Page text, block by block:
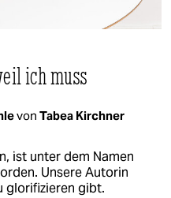
ich muss
von Tabea Kirchner
ist unter dem Namen
Unsere Autorin
glorifizieren gibt.